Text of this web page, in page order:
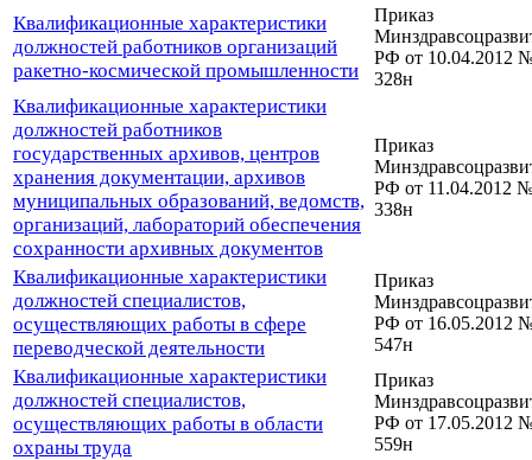
Квалификационные характеристики
должностей работников организаций
ракетно-космической промышленности
Приказ
РФ от 10.04.2012
328н
Квалификационные характеристики
должностей работников
государственных архивов, центров
хранения документации, архивов
муниципальных образований, ведомств,
организаций, лабораторий обеспечения
сохранности архивных документов
Приказ
РФ от 11.04.2012
338н
Квалификационные характеристики
должностей специалистов,
осуществляющих работы в сфере
переводческой деятельности
Приказ
РФ от 16.05.2012
547н
Квалификационные характеристики
должностей специалистов,
осуществляющих работы в области
охраны труда
Приказ
РФ от 17.05.2012
559н